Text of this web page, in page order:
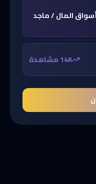
المال / ماجد
14K مشاهدة